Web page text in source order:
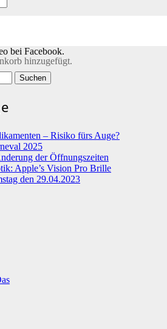
hinzugefügt.
bei Facebook.
– Risiko fürs Auge?
2025
der Öffnungszeiten
Apple’s Vision Pro Brille
den 29.04.2023